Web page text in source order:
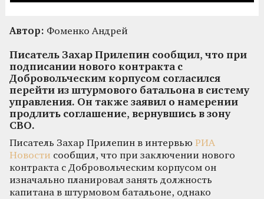
Автор: Фоменко Андрей
Писатель Захар Прилепин сообщил, что при
подписании нового контракта с
Добровольческим корпусом согласился
перейти из штурмового батальона в систему
управления. Он также заявил о намерении
продлить соглашение, вернувшись в зону
СВО.
Писатель Захар Прилепин в интервью РИА
Новости сообщил, что при заключении нового
контракта с Добровольческим корпусом он
изначально планировал занять должность
капитана в штурмовом батальоне, однако